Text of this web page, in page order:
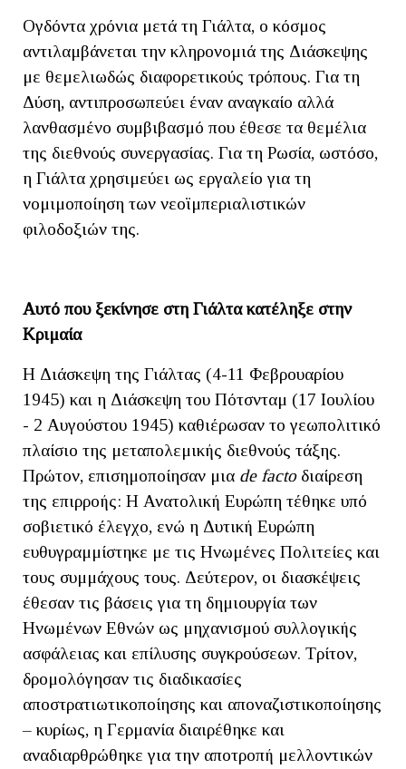
Ογδόντα χρόνια μετά τη Γιάλτα, ο κόσμος
αντιλαμβάνεται την κληρονομιά της Διάσκεψης
με θεμελιωδώς διαφορετικούς τρόπους. Για τη
Δύση, αντιπροσωπεύει έναν αναγκαίο αλλά
λανθασμένο συμβιβασμό που έθεσε τα θεμέλια
της διεθνούς συνεργασίας. Για τη Ρωσία, ωστόσο,
η Γιάλτα χρησιμεύει ως εργαλείο για τη
νομιμοποίηση των νεοϊμπεριαλιστικών
φιλοδοξιών της.
Αυτό που ξεκίνησε στη Γιάλτα κατέληξε στην
Κριμαία
Η Διάσκεψη της Γιάλτας (4-11 Φεβρουαρίου
1945) και η Διάσκεψη του Πότσνταμ (17 Ιουλίου
- 2 Αυγούστου 1945) καθιέρωσαν το γεωπολιτικό
πλαίσιο της μεταπολεμικής διεθνούς τάξης.
Πρώτον, επισημοποίησαν μια de facto διαίρεση
της επιρροής: Η Ανατολική Ευρώπη τέθηκε υπό
σοβιετικό έλεγχο, ενώ η Δυτική Ευρώπη
ευθυγραμμίστηκε με τις Ηνωμένες Πολιτείες και
τους συμμάχους τους. Δεύτερον, οι διασκέψεις
έθεσαν τις βάσεις για τη δημιουργία των
Ηνωμένων Εθνών ως μηχανισμού συλλογικής
ασφάλειας και επίλυσης συγκρούσεων. Τρίτον,
δρομολόγησαν τις διαδικασίες
αποστρατιωτικοποίησης και αποναζιστικοποίησης
– κυρίως, η Γερμανία διαιρέθηκε και
αναδιαρθρώθηκε για την αποτροπή μελλοντικών